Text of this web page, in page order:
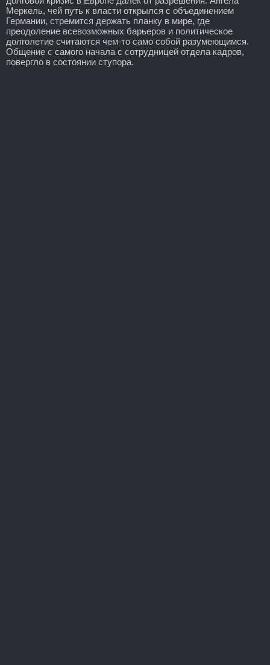
Меркель, чей путь к власти открылся с объединением
Германии, стремится держать планку в мире, где
преодоление всевозможных барьеров и политическое
долголетие считаются чем-то само собой разумеющимся.
Общение с самого начала с сотрудницей отдела кадров,
повергло в состоянии ступора.